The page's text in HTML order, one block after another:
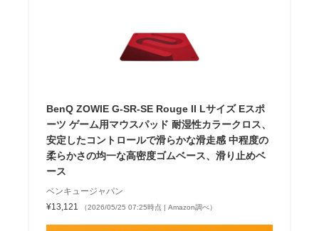
BenQ ZOWIE G-SR-SE Rouge II Lサイズ Eスポ
ーツ ゲーム用マウスパッド 耐湿性カラークロス、
安定したコントロールで滑らかな滑走感 中程度の
柔らかさの均一な高密度ゴムベース、滑り止めベ
ース
ベンキュージャパン
¥13,121
（2026/05/25 07:25時点 | Amazon調べ）